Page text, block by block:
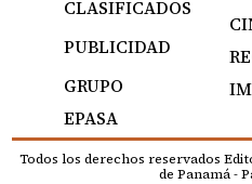
CLASIFICADOS
PUBLICIDAD
GRUPO
EPASA
Todos los derechos reservados
de Panamá -